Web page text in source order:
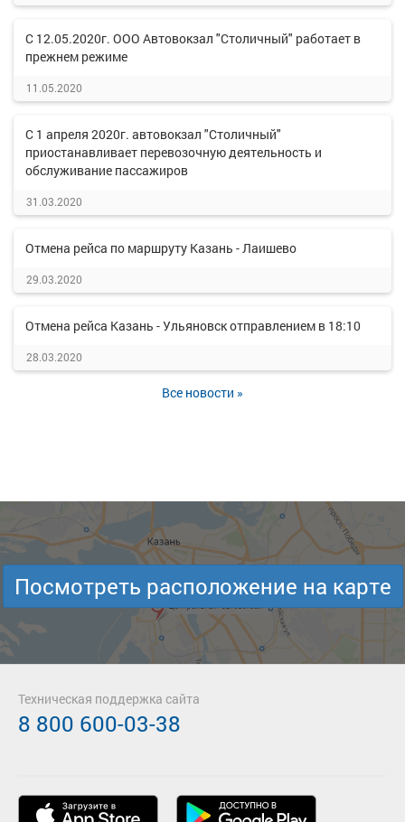
С 12.05.2020г. ООО Автовокзал "Столичный" работает в
прежнем режиме
11.05.2020
С 1 апреля 2020г. автовокзал "Столичный"
приостанавливает перевозочную деятельность и
обслуживание пассажиров
31.03.2020
Отмена рейса по маршруту Казань - Лаишево
29.03.2020
Отмена рейса Казань - Ульяновск отправлением в 18:10
28.03.2020
Все новости »
Посмотреть расположение на карте
Техническая поддержка сайта
8 800 600-03-38